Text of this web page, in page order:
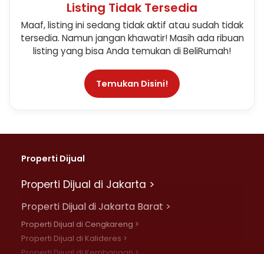
Listing Tidak Tersedia
Maaf, listing ini sedang tidak aktif atau sudah tidak
tersedia. Namun jangan khawatir! Masih ada ribuan
listing yang bisa Anda temukan di BeliRumah!
Temukan Disini!
Properti Dijual
Properti Dijual di Jakarta >
Properti Dijual di Jakarta Barat >
Properti Dijual di Cengkareng >
Properti Dijual di Kalideres >